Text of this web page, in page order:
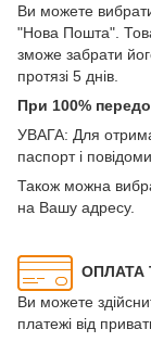
Ви можете
"Нова Пошта".
зможе забрати
протязі 5 днів.
При 100%
УВАГА: Для
паспорт і
Також можна
на Вашу адресу.
ОПЛАТА
Ви можете
платежі від